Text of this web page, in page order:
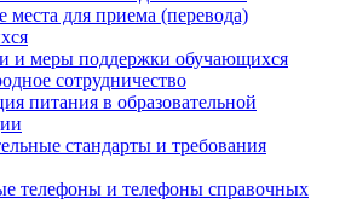
места для приема (перевода)
и меры поддержки обучающихся
сотрудничество
питания в образовательной
стандарты и требования
телефоны и телефоны справочных